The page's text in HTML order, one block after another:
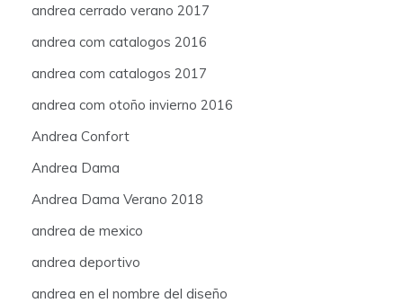
andrea cerrado verano 2017
andrea com catalogos 2016
andrea com catalogos 2017
andrea com otoño invierno 2016
Andrea Confort
Andrea Dama
Andrea Dama Verano 2018
andrea de mexico
andrea deportivo
andrea en el nombre del diseño